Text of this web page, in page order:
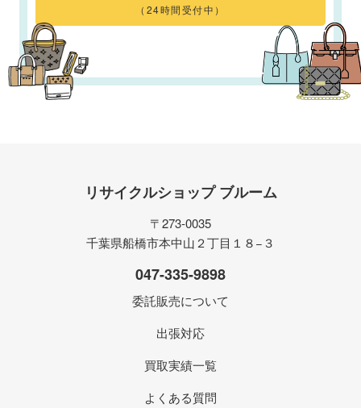
（24時間受付中）
リサイクルショップ ブルーム
〒273-0035
千葉県船橋市本中山２丁目１８−３
047-335-9898
委託販売について
出張対応
買取実績一覧
よくある質問